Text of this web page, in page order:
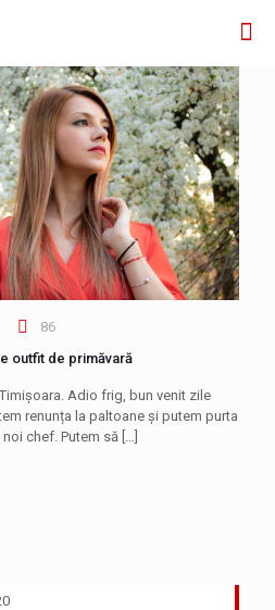
86
outfit de primăvară
Adio frig, bun venit zile
renunța la paltoane și putem purta
noi chef. Putem să